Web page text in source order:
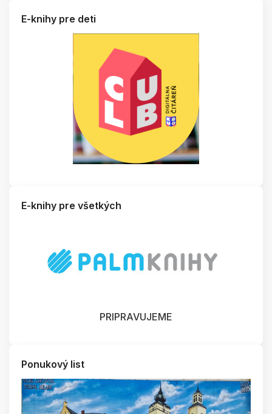
E-knihy pre deti
E-knihy pre všetkých
PRIPRAVUJEME
Ponukový list